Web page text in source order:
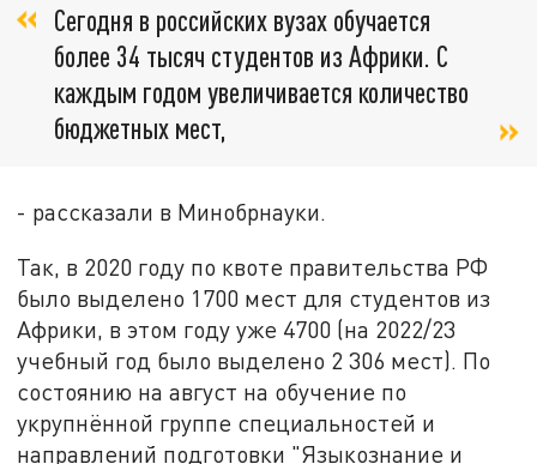
Сегодня в российских вузах обучается
более 34 тысяч студентов из Африки. С
каждым годом увеличивается количество
бюджетных мест,
- рассказали в Минобрнауки.
Так, в 2020 году по квоте правительства РФ
было выделено 1700 мест для студентов из
Африки, в этом году уже 4700 (на 2022/23
учебный год было выделено 2 306 мест). По
состоянию на август на обучение по
укрупнённой группе специальностей и
направлений подготовки "Языкознание и